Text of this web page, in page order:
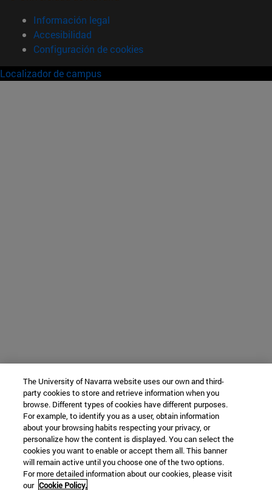
Información legal
Accesibilidad
Configuración de cookies
Localizador de campus
The University of Navarra website uses our own and third-
party cookies to store and retrieve information when you
browse. Different types of cookies have different purposes.
For example, to identify you as a user, obtain information
about your browsing habits respecting your privacy, or
personalize how the content is displayed. You can select the
cookies you want to enable or accept them all. This banner
will remain active until you choose one of the two options.
For more detailed information about our cookies, please visit
our Cookie Policy.